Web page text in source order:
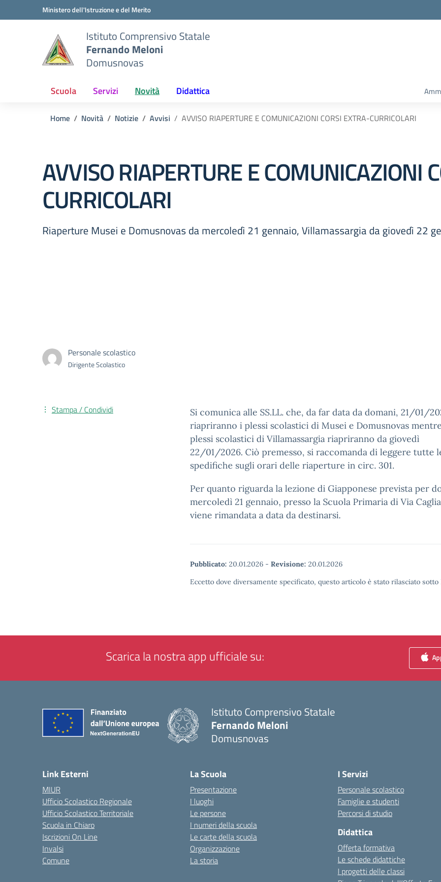
Vai ai contenuti
Vai al menu di navigazioneMinistero dell'Istruzione e del Merito
Istituto Comprensivo Statale
Fernando Meloni
Domusnovas
Scuola Servizi Novità Didattica
Home Novità Notizie Avvisi AVVISO RIAPERTURE E COMUNICAZIONI CORSI EXTRA-CURRICOLARI
AVVISO RIAPERTURE E COMUNICAZIONI
CURRICOLARI
Riaperture Musei e Domusnovas da mercoledì 21 gennaio, Villamassargia da giovedì 22
Personale scolastico
Dirigente Scolastico
Si comunica alle SS.LL. che, da far data da domani, 21/01/
riapriranno i plessi scolastici di Musei e Domusnovas
plessi scolastici di Villamassargia riapriranno da giovedì
22/01/2026. Ciò premesso, si raccomanda di leggere tutte
spedifiche sugli orari delle riaperture in circ. 301.
Per quanto riguarda la lezione di Giapponese prevista per
mercoledì 21 gennaio, presso la Scuola Primaria di Via
viene rimandata a data da destinarsi.
Pubblicato: 20.01.2026 - Revisione: 20.01.2026
Eccetto dove diversamente specificato, questo articolo è stato rilasciato
Stampa / Condividi
Scarica la nostra app ufficiale su:
Istituto Comprensivo Statale
Fernando Meloni
Domusnovas
Link Esterni
MIUR
Ufficio Scolastico Regionale
Ufficio Scolastico Territoriale
Scuola in Chiaro
Iscrizioni On Line
Invalsi
Comune
La Scuola
Presentazione
I luoghi
Le persone
I numeri della scuola
Le carte della scuola
Organizzazione
La storia
I Servizi
Personale scolastico
Famiglie e studenti
Percorsi di studio
Didattica
Offerta formativa
Le schede didattiche
I progetti delle classi